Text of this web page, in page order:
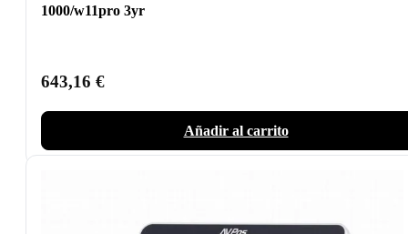
1000/w11pro 3yr
643,16 €
Añadir al carrito